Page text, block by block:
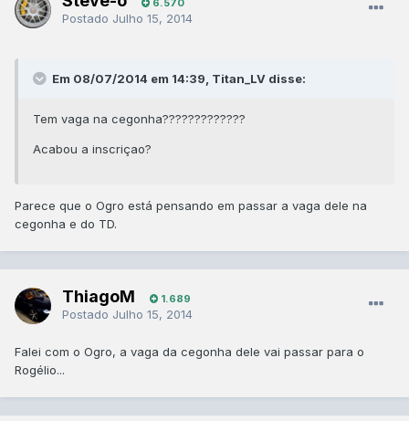
6.570
Postado Julho 15, 2014
Em 08/07/2014 em 14:39, Titan_LV disse:
Tem vaga na cegonha?????????????
Acabou a inscriçao?
Parece que o Ogro está pensando em passar a vaga dele na
cegonha e do TD.
ThiagoM 1.689
Postado Julho 15, 2014
Falei com o Ogro, a vaga da cegonha dele vai passar para o
Rogélio...